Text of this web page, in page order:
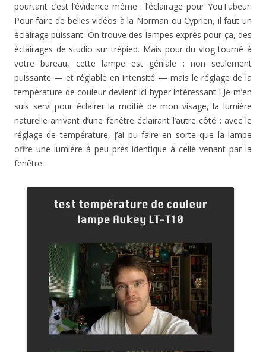
pourtant c’est l’évidence même : l’éclairage pour YouTubeur.
Pour faire de belles vidéos à la Norman ou Cyprien, il faut un
éclairage puissant. On trouve des lampes exprès pour ça, des
éclairages de studio sur trépied. Mais pour du vlog tourné à
votre bureau, cette lampe est géniale : non seulement
puissante — et réglable en intensité — mais le réglage de la
température de couleur devient ici hyper intéressant ! Je m’en
suis servi pour éclairer la moitié de mon visage, la lumière
naturelle arrivant d’une fenêtre éclairant l’autre côté : avec le
réglage de température, j’ai pu faire en sorte que la lampe
offre une lumière à peu près identique à celle venant par la
fenêtre.